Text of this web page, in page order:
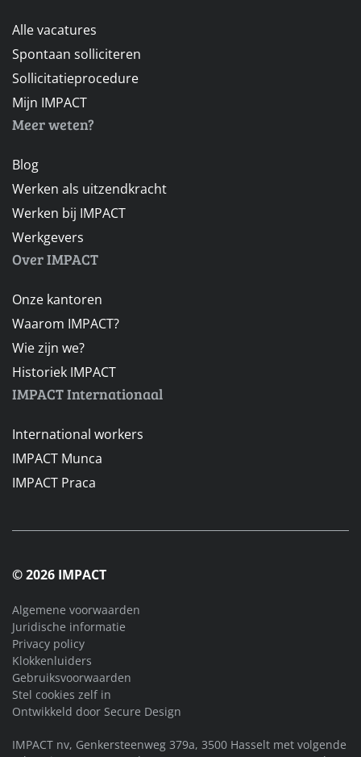
Alle vacatures
Spontaan solliciteren
Sollicitatieprocedure
Mijn IMPACT
Meer weten?
Blog
Werken als uitzendkracht
Werken bij IMPACT
Werkgevers
Over IMPACT
Onze kantoren
Waarom IMPACT?
Wie zijn we?
Historiek IMPACT
IMPACT Internationaal
International workers
IMPACT Munca
IMPACT Praca
© 2026 IMPACT
Algemene voorwaarden
Juridische informatie
Privacy policy
Klokkenluiders
Gebruiksvoorwaarden
Stel cookies zelf in
Ontwikkeld door Secure Design
IMPACT nv, Genkersteenweg 379a, 3500 Hasselt met volgende